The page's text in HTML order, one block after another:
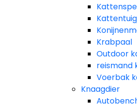
Krabpaal​
Outdoor
reismand
Voerbak
Knaagdier